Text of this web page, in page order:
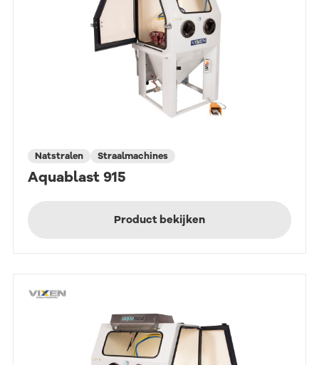
Natstralen Straalmachines
Aquablast 915
Product bekijken